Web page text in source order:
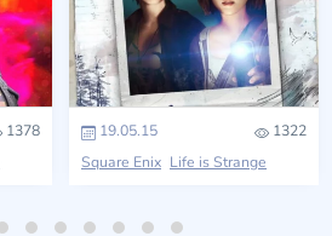
1378
19.05.15
1322
Square Enix Life is Strange